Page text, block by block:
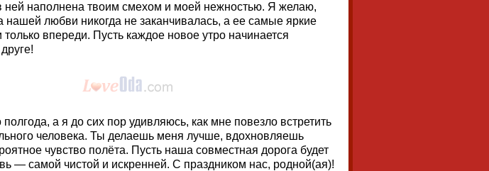
ней наполнена твоим смехом и моей нежностью. Я желаю,
нашей любви никогда не заканчивалась, а ее самые яркие
впереди. Пусть каждое новое утро начинается
а я до сих пор удивляюсь, как мне повезло встретить
человека. Ты делаешь меня лучше, вдохновляешь
чувство полёта. Пусть наша совместная дорога будет
— самой чистой и искренней. С праздником нас, родной(ая)!